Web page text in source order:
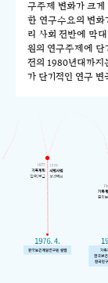
구주제 변화가 크
한 연구수요의 변
리 사회 전반에 막
원의 연구주제에 단
전의 1980년대까지
가 단기적인 연구